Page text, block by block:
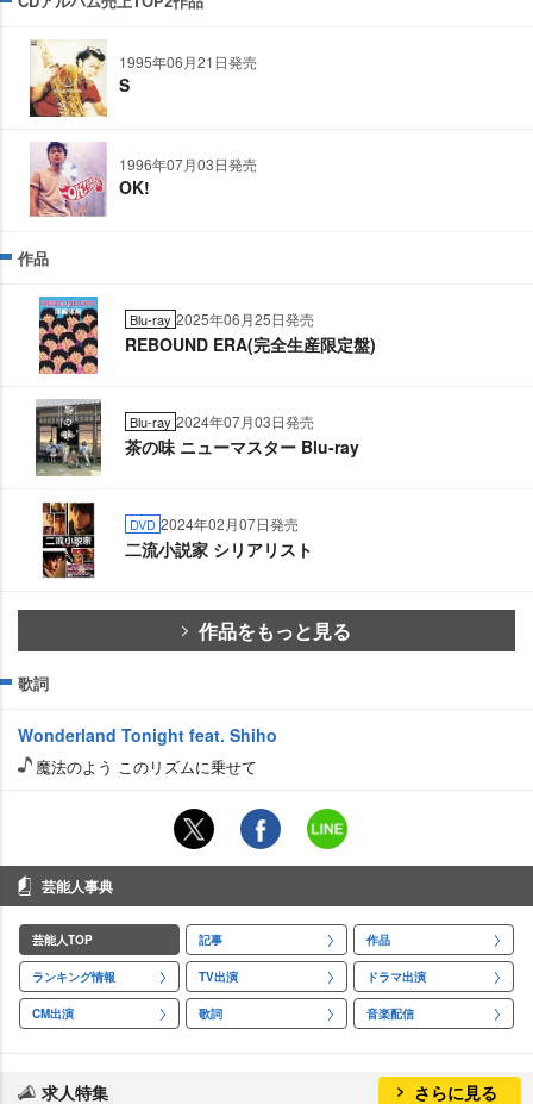
1995年06月21日発売
S
1996年07月03日発売
OK!
作品
Blu-ray 2025年06月25日発売
REBOUND ERA(完全生産限定盤)
Blu-ray 2024年07月03日発売
茶の味 ニューマスター Blu-ray
DVD 2024年02月07日発売
二流小説家 シリアリスト
作品をもっと見る
歌詞
Wonderland Tonight feat. Shiho
魔法のよう このリズムに乗せて
芸能人事典
芸能人TOP 記事 作品
ランキング情報 TV出演 ドラマ出演
CM出演 歌詞 音楽配信
求人特集 さらに見る